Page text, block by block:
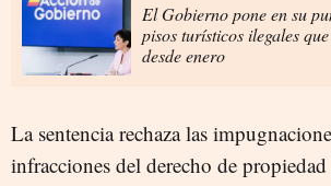
El Gobierno pone en su
pisos turísticos ilegales
desde enero
La sentencia rechaza las
infracciones del derecho de